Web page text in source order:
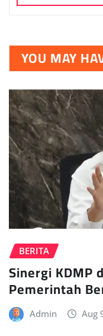
YOU MAY
BERITA
Sinergi KDMP
Pemerintah
Admin Aug